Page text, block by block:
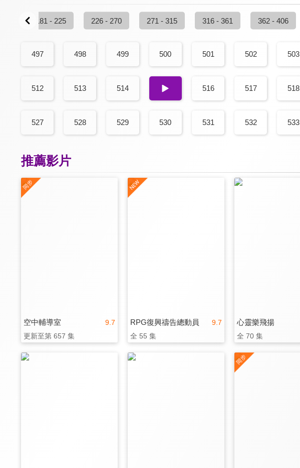
181 - 225 226 - 270 271 - 315 316 - 361 362 - 406
497 498 499 500 501 502 503
512 513 514 515 516 517 518
527 528 529 530 531 532 533
推薦影片
9.7
空中輔導室
更新至第 657 集
9.7
RPG復興禱告總動員
全 55 集
心靈樂飛揚
全 70 集